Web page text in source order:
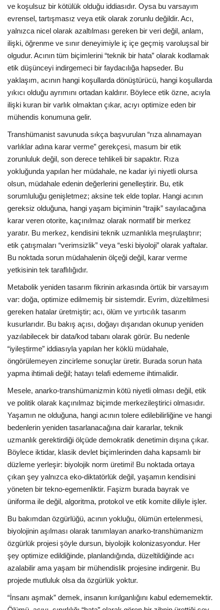
ve koşulsuz bir kötülük olduğu iddiasıdır. Oysa bu varsayım
evrensel, tartışmasız veya etik olarak zorunlu değildir. Acı,
yalnızca nicel olarak azaltılması gereken bir veri değil, anlam,
ilişki, öğrenme ve sınır deneyimiyle iç içe geçmiş varoluşsal bir
olgudur. Acının tüm biçimlerini “teknik bir hata” olarak kodlamak
etik düşünceyi indirgemeci bir faydacılığa hapseder. Bu
yaklaşım, acının hangi koşullarda dönüştürücü, hangi koşullarda
yıkıcı olduğu ayrımını ortadan kaldırır. Böylece etik özne, acıyla
ilişki kuran bir varlık olmaktan çıkar, acıyı optimize eden bir
mühendis konumuna gelir.
Transhümanist savunuda sıkça başvurulan “rıza alınamayan
varlıklar adına karar verme” gerekçesi, masum bir etik
zorunluluk değil, son derece tehlikeli bir sapaktır. Rıza
yokluğunda yapılan her müdahale, ne kadar iyi niyetli olursa
olsun, müdahale edenin değerlerini genelleştirir. Bu, etik
sorumluluğu genişletmez; aksine tek elde toplar. Hangi acının
gereksiz olduğuna, hangi yaşam biçiminin “trajik” sayılacağına
karar veren otorite, kaçınılmaz olarak normatif bir merkez
yaratır. Bu merkez, kendisini teknik uzmanlıkla meşrulaştırır;
etik çatışmaları “verimsizlik” veya “eski biyoloji” olarak yaftalar.
Bu noktada sorun müdahalenin ölçeği değil, karar verme
yetkisinin tek taraflılığıdır.
Metabolik yeniden tasarım fikrinin arkasında örtük bir varsayım
var: doğa, optimize edilmemiş bir sistemdir. Evrim, düzeltilmesi
gereken hatalar üretmiştir; acı, ölüm ve yırtıcılık tasarım
kusurlarıdır. Bu bakış açısı, doğayı dışarıdan okunup yeniden
yazılabilecek bir data/kod tabanı olarak görür. Bu nedenle
“iyileştirme” iddiasıyla yapılan her köklü müdahale,
öngörülemeyen zincirleme sonuçlar üretir. Burada sorun hata
yapma ihtimali değil; hatayı telafi edememe ihtimalidir.
Mesele, anarko-transhümanizmin kötü niyetli olması değil, etik
ve politik olarak kaçınılmaz biçimde merkezileştirici olmasıdır.
Yaşamın ne olduğuna, hangi acının tolere edilebilirliğine ve hangi
bedenlerin yeniden tasarlanacağına dair kararlar, teknik
uzmanlık gerektirdiği ölçüde demokratik denetimin dışına çıkar.
Böylece iktidar, klasik devlet biçimlerinden daha kapsamlı bir
düzleme yerleşir: biyolojik norm üretimi! Bu noktada ortaya
çıkan şey yalnızca eko-diktatörlük değil, yaşamın kendisini
yöneten bir tekno-egemenliktir. Faşizm burada bayrak ve
üniforma ile değil, algoritma, protokol ve etik komite diliyle işler.
Bu bakımdan özgürlüğü, acının yokluğu, ölümün ertelenmesi,
biyolojinin aşılması olarak tanımlayan anarko-transhümanizm
özgürlük projesi şöyle dursun, biyolojik kolonizasyondur. Her
şey optimize edildiğinde, planlandığında, düzeltildiğinde acı
azalabilir ama yaşam bir mühendislik projesine indirgenir. Bu
projede mutluluk olsa da özgürlük yoktur.
“İnsanı aşmak” demek, insanın kırılganlığını kabul edememektir.